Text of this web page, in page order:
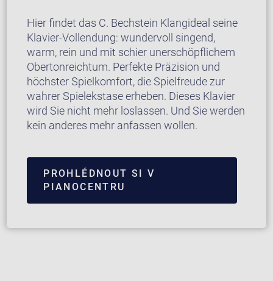
Hier findet das C. Bechstein Klangideal seine
Klavier-Vollendung: wundervoll singend,
warm, rein und mit schier unerschöpflichem
Obertonreichtum. Perfekte Präzision und
höchster Spielkomfort, die Spielfreude zur
wahrer Spielekstase erheben. Dieses Klavier
wird Sie nicht mehr loslassen. Und Sie werden
kein anderes mehr anfassen wollen.
PROHLÉDNOUT SI V
PIANOCENTRU